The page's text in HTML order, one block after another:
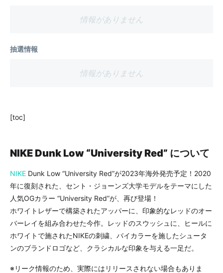
情報がありません
抽選情報
情報がありません
[toc]
NIKE Dunk Low “University Red” について
NIKE Dunk Low “University Red”が2023年海外発売予定！2020
年に復刻された、セント・ジョーンズ大学モデルをテーマにした
人気OGカラー “University Red”が、再び登場！
ホワイトレザーで構築されたアッパーに、印象的なレッドのオー
バーレイを組み合わせた今作。レッドのスウッシュに、ヒールに
ホワイトで施されたNIKEの刺繍、バイカラーを施したシュータ
ンのブランドロゴなど、クラシカルな印象を与える一足だ。
※リーク情報のため、実際にはリリースされない場合もありま